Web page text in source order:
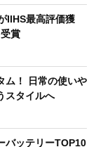
IIHS最高評価獲
賞
ム！ 日常の使いや
スタイルへ
バッテリーTOP10